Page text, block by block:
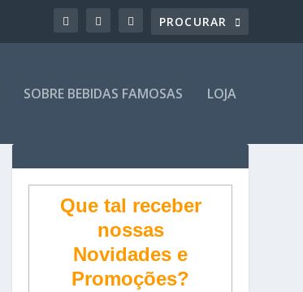
SOBRE BEBIDAS FAMOSAS LOJA
Que tal receber
nossas
Novidades e
Promoções?